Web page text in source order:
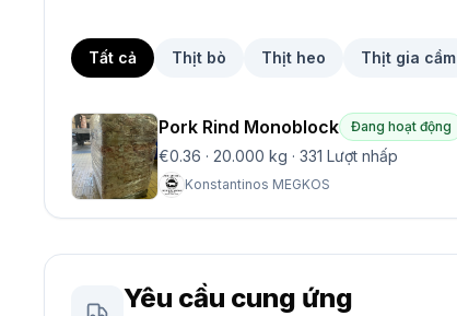
Tất cả Thịt bò Thịt heo Thịt gia cầm
Pork Rind Monoblock Đang hoạt động
€0.36 · 20.000 kg ·331 Lượt nhấp
Konstantinos MEGKOS
Yêu cầu cung ứng